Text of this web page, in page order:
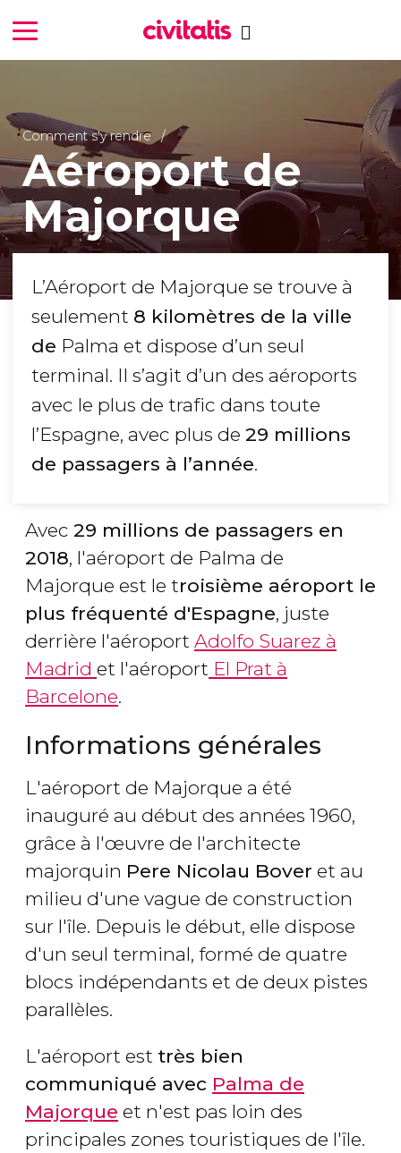
Comment s'y rendre
Aéroport de
Majorque
L’Aéroport de Majorque se trouve à
seulement 8 kilomètres de la ville
de Palma et dispose d’un seul
terminal. Il s’agit d’un des aéroports
avec le plus de trafic dans toute
l’Espagne, avec plus de 29 millions
de passagers à l’année.
Avec 29 millions de passagers en
2018, l'aéroport de Palma de
Majorque est le troisième aéroport le
plus fréquenté d'Espagne, juste
derrière l'aéroport Adolfo Suarez à
Madrid et l'aéroport El Prat à
Barcelone.
Informations générales
L'aéroport de Majorque a été
inauguré au début des années 1960,
grâce à l'œuvre de l'architecte
majorquin Pere Nicolau Bover et au
milieu d'une vague de construction
sur l'île. Depuis le début, elle dispose
d'un seul terminal, formé de quatre
blocs indépendants et de deux pistes
parallèles.
L'aéroport est très bien
communiqué avec Palma de
Majorque et n'est pas loin des
principales zones touristiques de l'île.